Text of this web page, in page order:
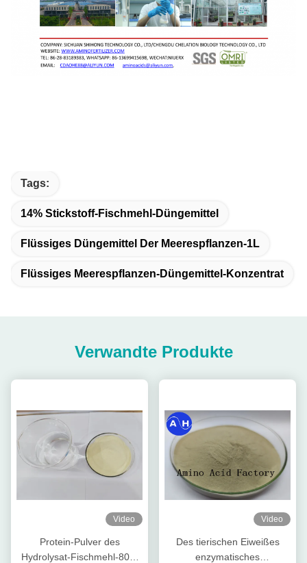
Tags:
14% Stickstoff-Fischmehl-Düngemittel
Flüssiges Düngemittel Der Meerespflanzen-1L
Flüssiges Meerespflanzen-Düngemittel-Konzentrat
Verwandte Produkte
Video
Protein-Pulver des
Hydrolysat-Fischmehl-80%
Video
Des tierischen Eiweißes
enzymatisches